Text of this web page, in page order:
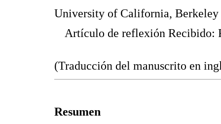
University of California, Berkeley
Artículo de reflexión Recibido:
(Traducción del manuscrito en
Resumen